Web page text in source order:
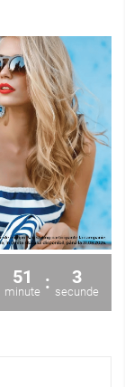
51
minute : 2
secunde